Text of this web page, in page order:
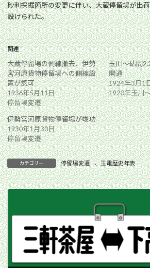
砂利採掘箇所の変更に伴い、大蔵停留場が出
設けられた。
関連
大蔵停留場の側線撤去、伊勢
宮河原貨物停留場への側線設
置が認可
1936年5月11日
停留場変遷
玉川〜砧間
開通
1924年3月1
1920年玉川
伊勢宮河原貨物停留場が竣功
1930年1月30日
停留場変遷
カテゴリー 停留場変遷 、玉電歴史年表